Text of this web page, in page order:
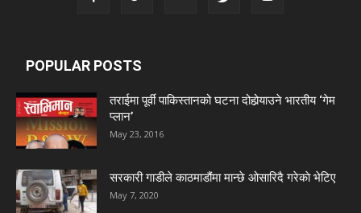
POPULAR POSTS
तराईमा पूर्वी पाकिस्तानको घटना दोहोर्‍याउने भारतीय ‘गेम
प्लान’
May 23, 2016
सरकारी गाडीले काठमाडौंमा मान्छे ओसारिदै गरेकाे भेटिए
May 7, 2020